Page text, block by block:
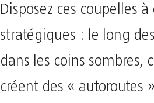
Disposez ces coupelles
stratégiques : le long
dans les coins sombres,
créent des « autoroutes